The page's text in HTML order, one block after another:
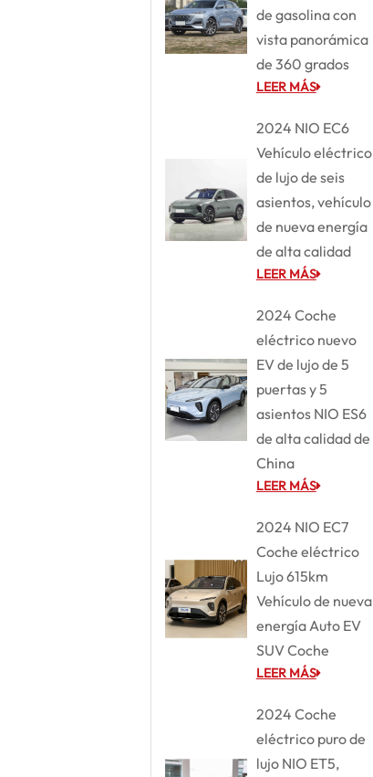
de gasolina con
vista panorámica
de 360 grados
LEER MÁS
2024 NIO EC6
Vehículo eléctrico
de lujo de seis
asientos, vehículo
de nueva energía
de alta calidad
LEER MÁS
2024 Coche
eléctrico nuevo
EV de lujo de 5
puertas y 5
asientos NIO ES6
de alta calidad de
China
LEER MÁS
2024 NIO EC7
Coche eléctrico
Lujo 615km
Vehículo de nueva
energía Auto EV
SUV Coche
LEER MÁS
2024 Coche
eléctrico puro de
lujo NIO ET5,